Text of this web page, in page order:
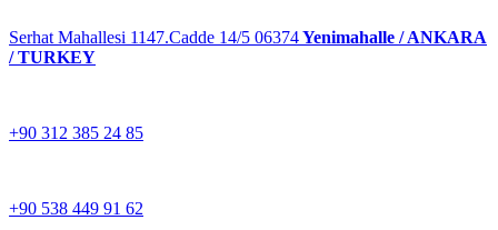
Serhat Mahallesi 1147.Cadde 14/5 06374Yenimahalle / ANKARA
/ TURKEY
+90 312 385 24 85
+90 538 449 91 62